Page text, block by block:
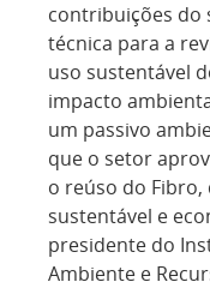
contribuições do
técnica para a
uso sustentável
impacto
um passivo
que o setor
o reúso do
sustentável e
presidente do
Ambiente e